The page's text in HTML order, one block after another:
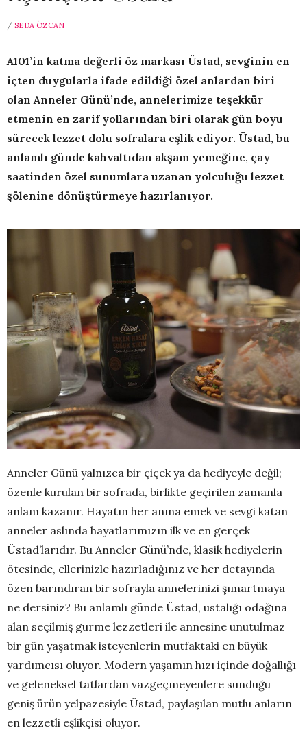
/ SEDA ÖZCAN
A101’in katma değerli öz markası Üstad, sevginin en
içten duygularla ifade edildiği özel anlardan biri
olan Anneler Günü’nde, annelerimize teşekkür
etmenin en zarif yollarından biri olarak gün boyu
sürecek lezzet dolu sofralara eşlik ediyor. Üstad, bu
anlamlı günde kahvaltıdan akşam yemeğine, çay
saatinden özel sunumlara uzanan yolculuğu lezzet
şölenine dönüştürmeye hazırlanıyor.
Anneler Günü yalnızca bir çiçek ya da hediyeyle değil;
özenle kurulan bir sofrada, birlikte geçirilen zamanla
anlam kazanır. Hayatın her anına emek ve sevgi katan
anneler aslında hayatlarımızın ilk ve en gerçek
Üstad’larıdır. Bu Anneler Günü’nde, klasik hediyelerin
ötesinde, ellerinizle hazırladığınız ve her detayında
özen barındıran bir sofrayla annelerinizi şımartmaya
ne dersiniz? Bu anlamlı günde Üstad, ustalığı odağına
alan seçilmiş gurme lezzetleri ile annesine unutulmaz
bir gün yaşatmak isteyenlerin mutfaktaki en büyük
yardımcısı oluyor. Modern yaşamın hızı içinde doğallığı
ve geleneksel tatlardan vazgeçmeyenlere sunduğu
geniş ürün yelpazesiyle Üstad, paylaşılan mutlu anların
en lezzetli eşlikçisi oluyor.